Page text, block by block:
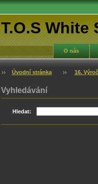
T.O.S White
O nás
Úvodní stránka 16.
Vyhledávání
Hledat: